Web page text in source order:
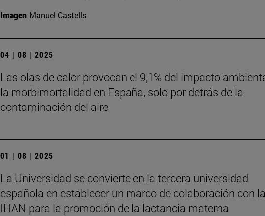
Imagen Manuel Castells
04 | 08 | 2025
Las olas de calor provocan el 9,1% del impacto
la morbimortalidad en España, solo por detrás de la
contaminación del aire
01 | 08 | 2025
La Universidad se convierte en la tercera universidad
española en establecer un marco de colaboración con la
IHAN para la promoción de la lactancia materna